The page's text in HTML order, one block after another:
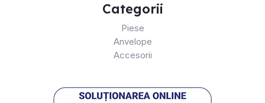
Categorii
Piese
Anvelope
Accesorii